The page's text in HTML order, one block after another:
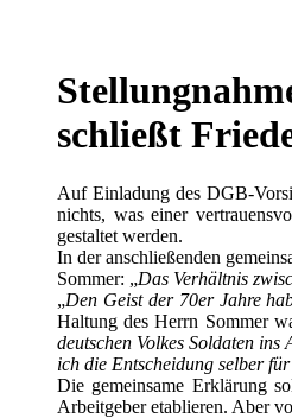
schließt
Auf Einladung des DGB-
nichts, was einer
gestaltet werden.
In der anschließenden
Sommer: „Das Verhältnis
„Den Geist der 70er Jahre
Haltung des Herrn Sommer
deutschen Volkes Soldaten
ich die Entscheidung selber
Die gemeinsame Erklärung
Arbeitgeber etablieren. Aber